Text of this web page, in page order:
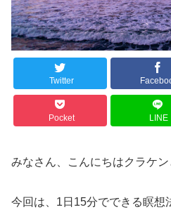
Twitter
Pocket LINE
みなさん、こんにちはクラケン
今回は、1日15分でできる瞑想